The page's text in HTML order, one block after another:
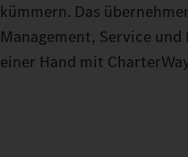
kümmern. Das
Management, Service und
einer Hand mit